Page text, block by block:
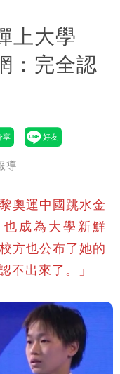
電腦全泡水！
演唱會 她嫌高
方式」
領袖緊急送醫
基隆北海岸逢
媽帶補助款離
沒伸舌頭」 連
全台放假情形一
文下台：認
到明晨 北部風
AI假造不雅影
上大學
：完全認
導
奧運中國跳水金
成為大學新鮮
方也公布了她的
不出來了。」